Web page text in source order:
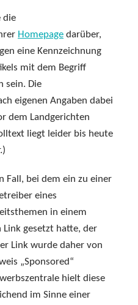
die
Homepage darüber,
eine Kennzeichnung
mit dem Begriff
sein. Die
eigenen Angaben dabei
dem Landgerichten
liegt leider bis heute
Fall, bei dem ein zu einer
eines
in einem
gesetzt hatte, der
Link wurde daher von
„Sponsored“
hielt diese
im Sinne einer